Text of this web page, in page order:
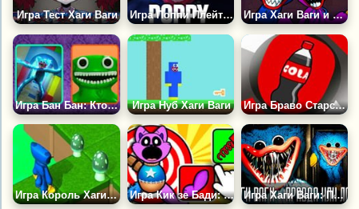
Игра Тест Хаги Ваги Игра Поппи Плейтайм: Побег от Хаги Ваги Игра Хаги Ваги и Киси Миси в Волшебном Храме
Игра Бан Бан: Кто Круче? Игра Нуб Хаги Ваги Игра Браво Старс: Бабл Кола
Игра Король Хаги Ваги и Облачное Королевство Игра Кик зе Бади: Поппи Плейтам Игра Хаги Ваги: Правда или Ложь